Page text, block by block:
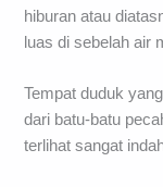
hiburan atau
luas di sebelah air
Tempat duduk
dari batu-batu
terlihat sangat